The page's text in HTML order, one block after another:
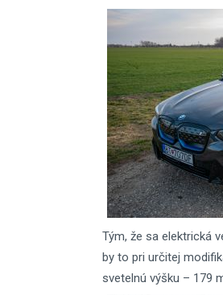
Tým, že sa elektrická
by to pri určitej
svetelnú výšku – 179